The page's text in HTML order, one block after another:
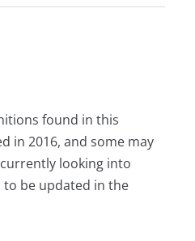
found in this
in 2016, and some may
looking into
be updated in the